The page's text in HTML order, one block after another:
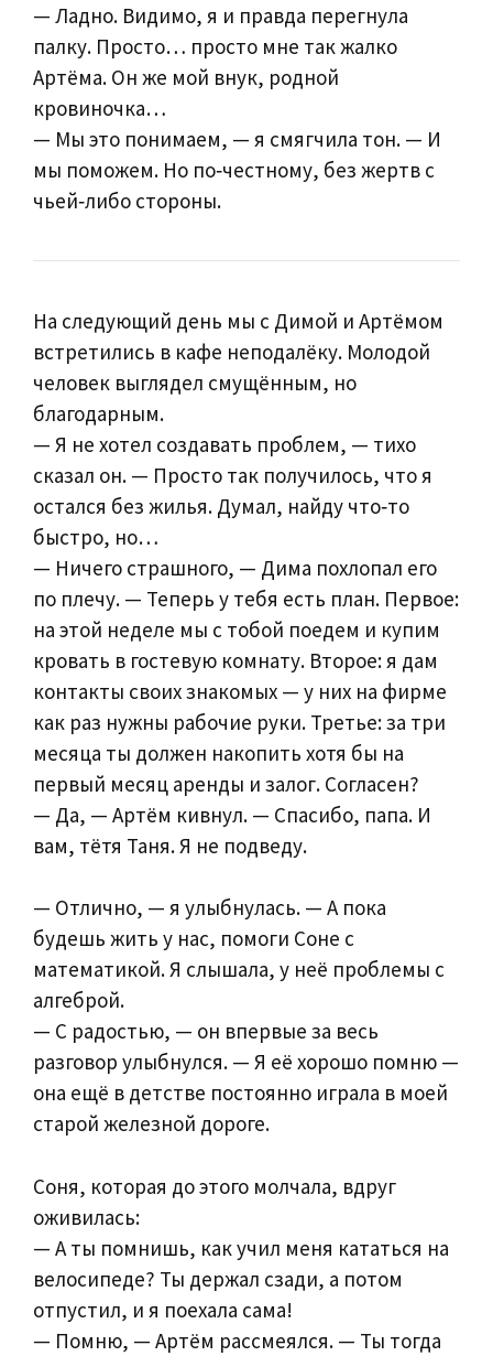
— Ладно. Видимо, я и правда перегнула
палку. Просто… просто мне так жалко
Артёма. Он же мой внук, родной
кровиночка…
— Мы это понимаем, — я смягчила тон. — И
мы поможем. Но по‑честному, без жертв с
чьей‑либо стороны.
На следующий день мы с Димой и Артёмом
встретились в кафе неподалёку. Молодой
человек выглядел смущённым, но
благодарным.
— Я не хотел создавать проблем, — тихо
сказал он. — Просто так получилось, что я
остался без жилья. Думал, найду что‑то
быстро, но…
— Ничего страшного, — Дима похлопал его
по плечу. — Теперь у тебя есть план. Первое:
на этой неделе мы с тобой поедем и купим
кровать в гостевую комнату. Второе: я дам
контакты своих знакомых — у них на фирме
как раз нужны рабочие руки. Третье: за три
месяца ты должен накопить хотя бы на
первый месяц аренды и залог. Согласен?
— Да, — Артём кивнул. — Спасибо, папа. И
вам, тётя Таня. Я не подведу.
— Отлично, — я улыбнулась. — А пока
будешь жить у нас, помоги Соне с
математикой. Я слышала, у неё проблемы с
алгеброй.
— С радостью, — он впервые за весь
разговор улыбнулся. — Я её хорошо помню —
она ещё в детстве постоянно играла в моей
старой железной дороге.
Соня, которая до этого молчала, вдруг
оживилась:
— А ты помнишь, как учил меня кататься на
велосипеде? Ты держал сзади, а потом
отпустил, и я поехала сама!
— Помню, — Артём рассмеялся. — Ты тогда